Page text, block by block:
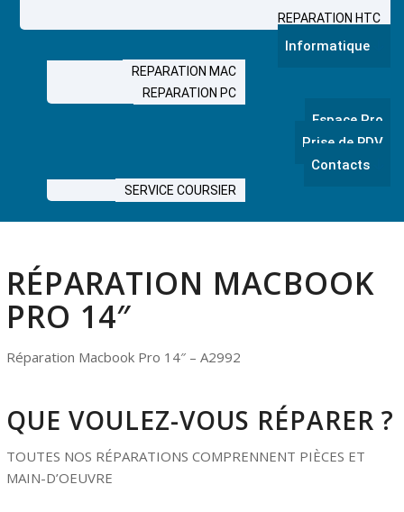
REPARATION HTC
Informatique
REPARATION MAC
REPARATION PC
Espace Pro
Prise de RDV
Contacts
SERVICE COURSIER
RÉPARATION MACBOOK
PRO 14″
Réparation Macbook Pro 14″ – A2992
QUE VOULEZ-VOUS RÉPARER ?
TOUTES NOS RÉPARATIONS COMPRENNENT PIÈCES ET
MAIN-D’OEUVRE